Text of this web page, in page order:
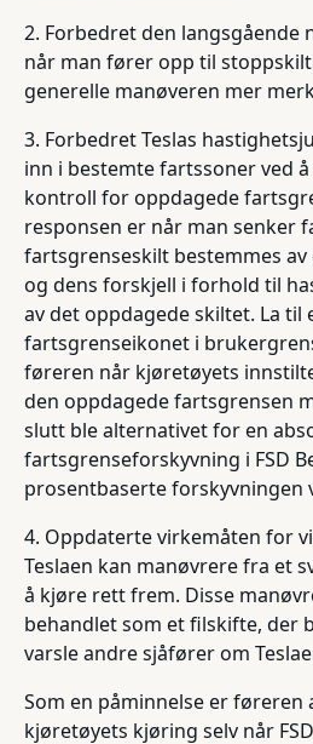
2. Forbedret den langsgående
når man fører opp til
generelle manøveren mer
3. Forbedret Teslas
inn i bestemte fartssoner ved
kontroll for oppdagede
responsen er når man senker
fartsgrenseskilt bestemmes
og dens forskjell i forhold til
av det oppdagede skiltet. La til
fartsgrenseikonet i
føreren når kjøretøyets
den oppdagede fartsgrensen
slutt ble alternativet for en
fartsgrenseforskyvning i FSD
prosentbaserte forskyvningen
4. Oppdaterte virkemåten for
Teslaen kan manøvrere fra et
å kjøre rett frem. Disse
behandlet som et filskifte, der
varsle andre sjåfører om
Som en påminnelse er føreren
kjøretøyets kjøring selv når